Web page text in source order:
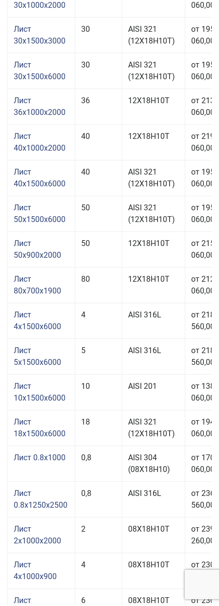
30x1000x2000
060,00
Лист
30x1500x3000
30
AISI 321
(12Х18Н10Т)
от 195
060,00
Лист
30x1500x6000
30
AISI 321
(12Х18Н10Т)
от 195
060,00
Лист
36x1000x2000
36 12Х18Н10Т
от 213
060,00
Лист
40x1000x2000
40 12Х18Н10Т
от 219
060,00
Лист
40x1500x6000
40
AISI 321
(12Х18Н10Т)
от 195
060,00
Лист
50x1500x6000
50
AISI 321
(12Х18Н10Т)
от 195
060,00
Лист
50x900x2000
50 12Х18Н10Т
от 215
060,00
Лист
80x700x1900
80 12Х18Н10Т
от 212
060,00
Лист
4x1500x6000
4 AISI 316L
от 218
560,00
Лист
5x1500x6000
5 AISI 316L
от 218
560,00
Лист
10x1500x6000
10 AISI 201
от 138
060,00
Лист
18x1500x6000
18
AISI 321
(12Х18Н10Т)
от 194
060,00
Лист 0.8x1000 0,8
AISI 304
(08Х18Н10)
от 170
060,00
Лист
0.8x1250x2500
0,8 AISI 316L
от 236
560,00
Лист
2x1000x2000
2 08Х18Н10Т
от 239
260,00
Лист
4x1000x900
4 08Х18Н10Т
от 230
Лист 6 08Х18Н10Т от 230